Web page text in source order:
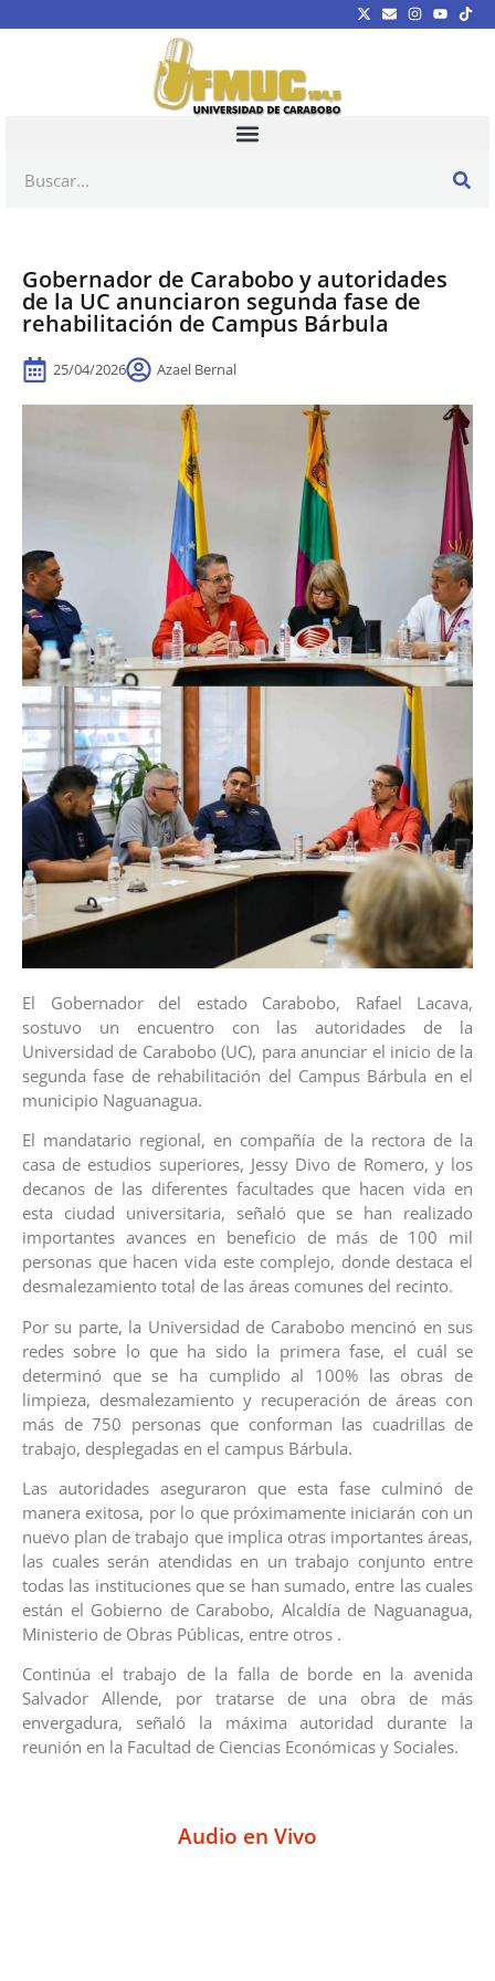
Gobernador de Carabobo y autoridades
de la UC anunciaron segunda fase de
rehabilitación de Campus Bárbula
25/04/2026 Azael Bernal
El Gobernador del estado Carabobo, Rafael Lacava,
sostuvo un encuentro con las autoridades de la
Universidad de Carabobo (UC), para anunciar el inicio de la
segunda fase de rehabilitación del Campus Bárbula en el
municipio Naguanagua.
El mandatario regional, en compañía de la rectora de la
casa de estudios superiores, Jessy Divo de Romero, y los
decanos de las diferentes facultades que hacen vida en
esta ciudad universitaria, señaló que se han realizado
importantes avances en beneficio de más de 100 mil
personas que hacen vida este complejo, donde destaca el
desmalezamiento total de las áreas comunes del recinto.
Por su parte, la Universidad de Carabobo mencinó en sus
redes sobre lo que ha sido la primera fase, el cuál se
determinó que se ha cumplido al 100% las obras de
limpieza, desmalezamiento y recuperación de áreas con
más de 750 personas que conforman las cuadrillas de
trabajo, desplegadas en el campus Bárbula.
Las autoridades aseguraron que esta fase culminó de
manera exitosa, por lo que próximamente iniciarán con un
nuevo plan de trabajo que implica otras importantes áreas,
las cuales serán atendidas en un trabajo conjunto entre
todas las instituciones que se han sumado, entre las cuales
están el Gobierno de Carabobo, Alcaldía de Naguanagua,
Ministerio de Obras Públicas, entre otros .
Continúa el trabajo de la falla de borde en la avenida
Salvador Allende, por tratarse de una obra de más
envergadura, señaló la máxima autoridad durante la
reunión en la Facultad de Ciencias Económicas y Sociales.
Audio en Vivo